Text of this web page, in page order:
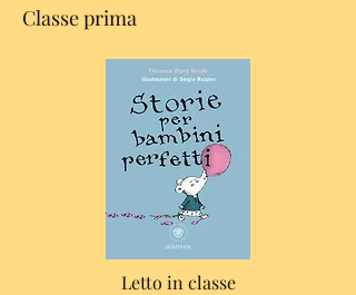
Classe prima
Letto in classe